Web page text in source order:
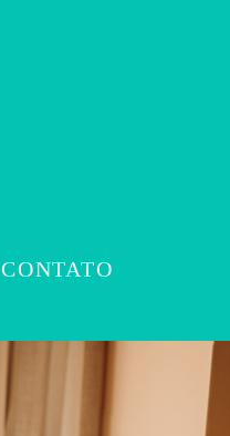
CONTATO